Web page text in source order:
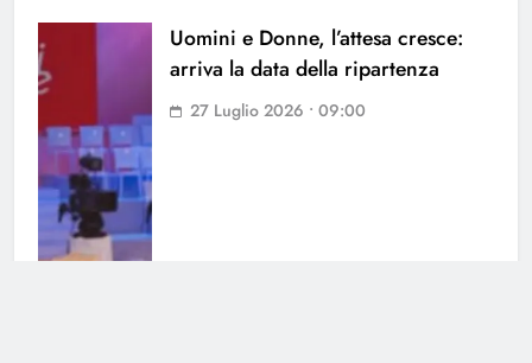
Uomini e Donne, l’attesa cresce:
arriva la data della ripartenza
27 Luglio 2026 • 09:00